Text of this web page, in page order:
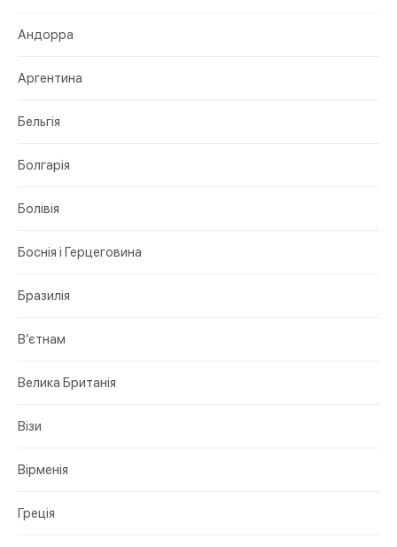
Андорра
Аргентина
Бельгія
Болгарія
Болівія
Боснія і Герцеговина
Бразилія
В’єтнам
Велика Британія
Візи
Вірменія
Греція